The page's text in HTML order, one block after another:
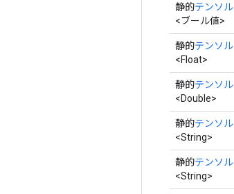
静的テンソル
<ブール値>
静的テンソル
<Float>
静的テンソル
<Double>
静的テンソル
<String>
静的テンソル
<String>